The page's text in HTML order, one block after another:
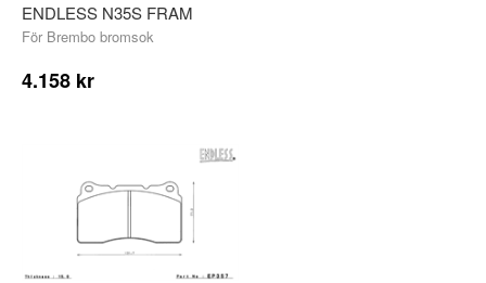
ENDLESS N35S FRAM
För Brembo bromsok
4.158 kr